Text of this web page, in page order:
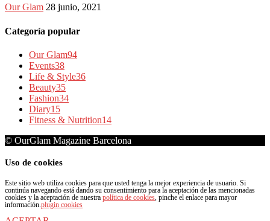
Our Glam 28 junio, 2021
Categoría popular
Our Glam94
Events38
Life & Style36
Beauty35
Fashion34
Diary15
Fitness & Nutrition14
© OurGlam Magazine Barcelona
Uso de cookies
Este sitio web utiliza cookies para que usted tenga la mejor experiencia de usuario. Si
continúa navegando está dando su consentimiento para la aceptación de las mencionadas
cookies y la aceptación de nuestra política de cookies, pinche el enlace para mayor
información.plugin cookies